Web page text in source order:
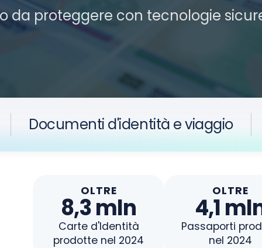
da proteggere con tecnologie
Documenti d'identità e viaggio
OLTRE
8,3 mln
Carte d'Identità
prodotte nel 2024
OLTRE
4,1
Passaporti
nel 2024